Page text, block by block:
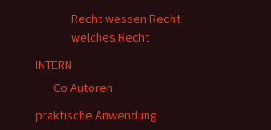
Recht wessen Recht
welches Recht
INTERN
Co Autoren
praktische Anwendung